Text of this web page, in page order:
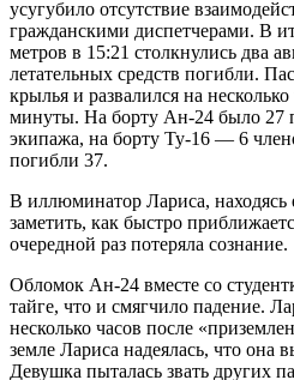
усугубило отсутствие
гражданскими диспетчерами. В
метров в 15:21 столкнулись два
летательных средств погибли.
крылья и развалился на
минуты. На борту Ан-24 было 27
экипажа, на борту Ту-16 — 6
погибли 37.
В иллюминатор Лариса, находясь
заметить, как быстро
очередной раз потеряла сознание.
Обломок Ан-24 вместе со
тайге, что и смягчило падение.
несколько часов после
земле Лариса надеялась, что она
Девушка пыталась звать других